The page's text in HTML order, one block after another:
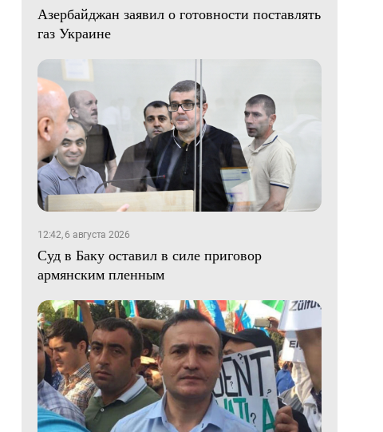
Азербайджан заявил о готовности поставлять
газ Украине
12:42, 6 августа 2026
Суд в Баку оставил в силе приговор
армянским пленным